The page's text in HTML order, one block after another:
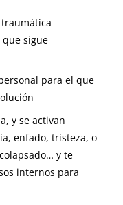
sigue
para el que
y se activan
enfado, tristeza, o
y te
internos para